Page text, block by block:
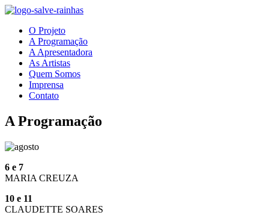
O Projeto
A Programação
A Apresentadora
As Artistas
Quem Somos
Imprensa
Contato
A Programação
6 e 7
MARIA CREUZA
10 e 11
CLAUDETTE SOARES